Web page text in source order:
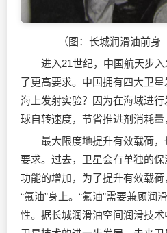
（图：长城润滑油前身
进入21世纪，中国航天步入
了更高要求。中国拥有四大卫
海上发射实验？因为在海域进
球自转速度，节省推进剂消耗量
最大限度地提升有效载荷，
要求。过去，卫星会有单独的
功能的增加，为了提升有效载
“氟油”身上。“氟油”需要兼顾润
性。据长城润滑油空间润滑技